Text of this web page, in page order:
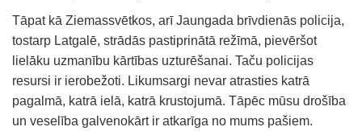
Tāpat kā Ziemassvētkos, arī Jaungada brīvdienās policija,
tostarp Latgalē, strādās pastiprinātā režīmā, pievēršot
lielāku uzmanību kārtības uzturēšanai. Taču policijas
resursi ir ierobežoti. Likumsargi nevar atrasties katrā
pagalmā, katrā ielā, katrā krustojumā. Tāpēc mūsu drošība
un veselība galvenokārt ir atkarīga no mums pašiem.